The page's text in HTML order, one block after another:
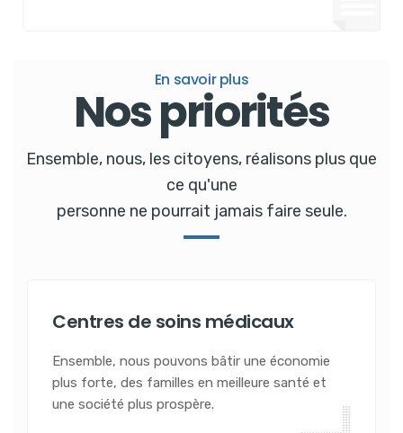
En savoir plus
Nos priorités
Ensemble, nous, les citoyens, réalisons plus que
ce qu'une
personne ne pourrait jamais faire seule.
Centres de soins médicaux
Ensemble, nous pouvons bâtir une économie
plus forte, des familles en meilleure santé et
une société plus prospère.